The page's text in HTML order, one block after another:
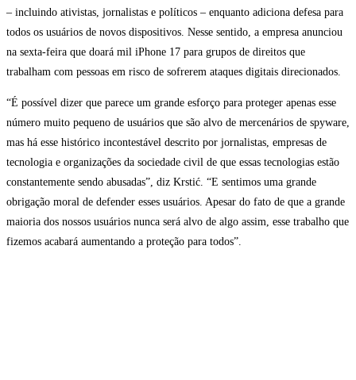
– incluindo ativistas, jornalistas e políticos – enquanto adiciona defesa para
todos os usuários de novos dispositivos. Nesse sentido, a empresa anunciou
na sexta-feira que doará mil iPhone 17 para grupos de direitos que
trabalham com pessoas em risco de sofrerem ataques digitais direcionados.
“É possível dizer que parece um grande esforço para proteger apenas esse
número muito pequeno de usuários que são alvo de mercenários de spyware,
mas há esse histórico incontestável descrito por jornalistas, empresas de
tecnologia e organizações da sociedade civil de que essas tecnologias estão
constantemente sendo abusadas”, diz Krstić. “E sentimos uma grande
obrigação moral de defender esses usuários. Apesar do fato de que a grande
maioria dos nossos usuários nunca será alvo de algo assim, esse trabalho que
fizemos acabará aumentando a proteção para todos”.